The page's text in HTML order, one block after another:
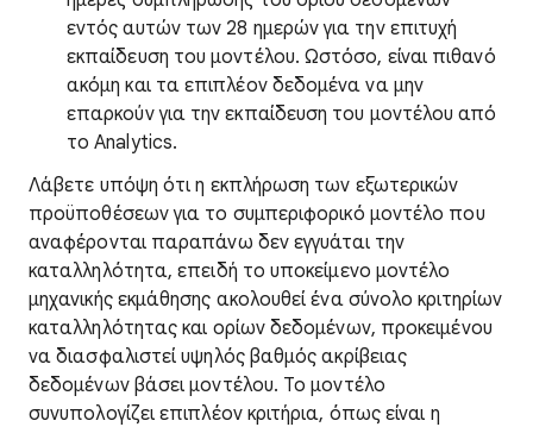
εντός αυτών των 28 ημερών για την επιτυχή
εκπαίδευση του μοντέλου. Ωστόσο, είναι πιθανό
ακόμη και τα επιπλέον δεδομένα να μην
επαρκούν για την εκπαίδευση του μοντέλου από
το Analytics.
Λάβετε υπόψη ότι η εκπλήρωση των εξωτερικών
προϋποθέσεων για το συμπεριφορικό μοντέλο που
αναφέρονται παραπάνω δεν εγγυάται την
καταλληλότητα, επειδή το υποκείμενο μοντέλο
μηχανικής εκμάθησης ακολουθεί ένα σύνολο κριτηρίων
καταλληλότητας και ορίων δεδομένων, προκειμένου
να διασφαλιστεί υψηλός βαθμός ακρίβειας
δεδομένων βάσει μοντέλου. Το μοντέλο
συνυπολογίζει επιπλέον κριτήρια, όπως είναι η